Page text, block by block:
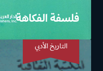
فلسفة الفكاهة
التاريخ الأدبي